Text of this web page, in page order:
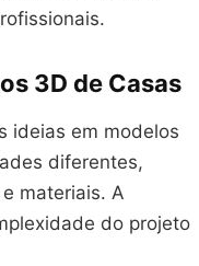
3D de Casas
ideias em modelos
diferentes,
materiais. A
do projeto